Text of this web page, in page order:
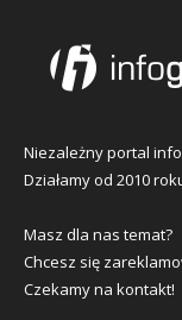
Niezależny portal
Działamy od 2010
Masz dla nas temat?
Chcesz się
Czekamy na kontakt!